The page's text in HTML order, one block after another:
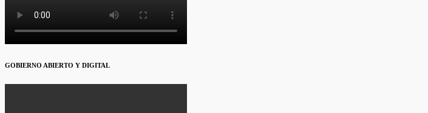
GOBIERNO ABIERTO Y DIGITAL